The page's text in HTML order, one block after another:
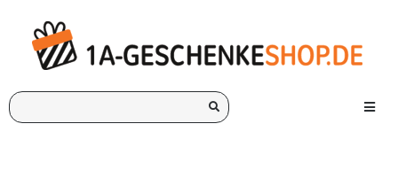
Ich
suche
Menü